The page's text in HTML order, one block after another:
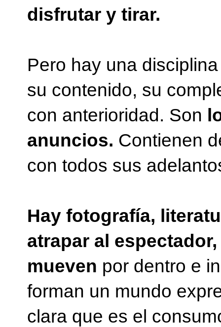
disfrutar y tirar.
Pero hay una
su contenido, su
con anterioridad. Son
anuncios. Contienen
con todos sus
Hay fotografía,
atrapar al
mueven por dentro e
forman un mundo
clara que es el